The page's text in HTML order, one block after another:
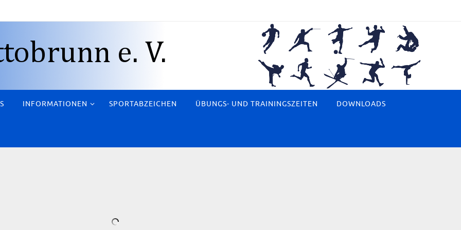
INFORMATIONEN SPORTABZEICHEN ÜBUNGS- UND TRAININGSZEITEN DOWNLOADS